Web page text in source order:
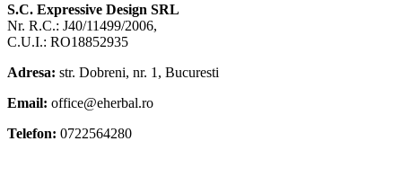
S.C. Expressive Design SRL
Nr. R.C.: J40/11499/2006,
C.U.I.: RO18852935
Adresa: str. Dobreni, nr. 1, Bucuresti
Email: office@eherbal.ro
Telefon: 0722564280